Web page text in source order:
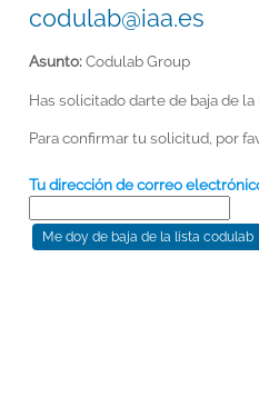
codulab@iaa.es
Asunto:Codulab Group
Has solicitado darte de baja de
Para confirmar tu solicitud, por
Tu dirección de correo